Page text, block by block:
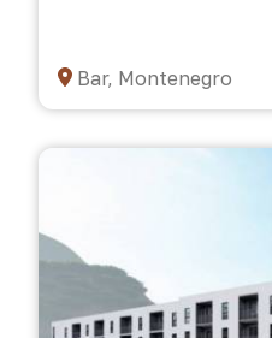
Bar, Montenegro